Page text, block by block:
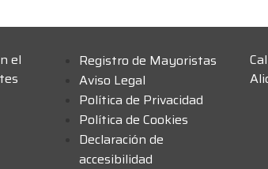
el
Registro de Mayoristas
Aviso Legal
Política de Privacidad
Política de Cookies
Declaración de
accesibilidad